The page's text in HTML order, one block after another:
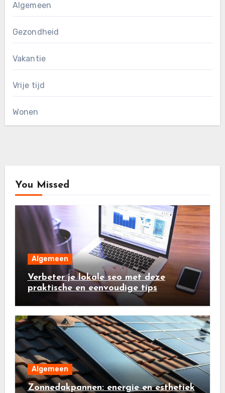
Algemeen
Gezondheid
Vakantie
Vrije tijd
Wonen
You Missed
Algemeen
Verbeter je lokale seo met deze
praktische en eenvoudige tips
Algemeen
Zonnedakpannen: energie en esthetiek